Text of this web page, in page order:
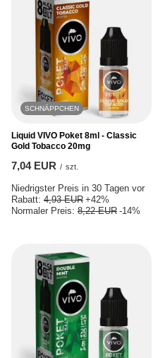
SCHNÄPPCHEN
Liquid VIVO Poket 8ml - Classic
Gold Tobacco 20mg
7,04 EUR / szt.
Niedrigster Preis in 30 Tagen vor
Rabatt: 4,93 EUR +42%
Normaler Preis: 8,22 EUR -14%